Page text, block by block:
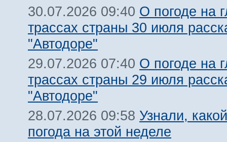
30.07.2026 09:40 О погоде на
трассах страны 30 июля
"Автодоре"
29.07.2026 07:40 О погоде на
трассах страны 29 июля
"Автодоре"
28.07.2026 09:58 Узнали,
погода на этой неделе